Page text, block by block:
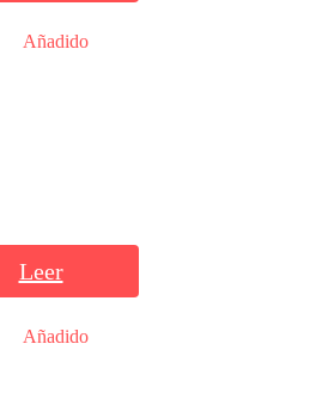
Añadido
Leer
Añadido